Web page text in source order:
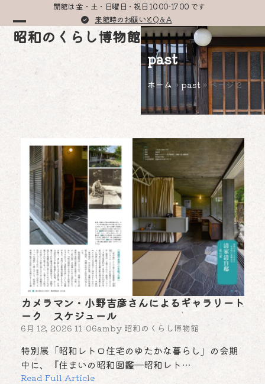
content
開館は 金・土・日曜日・祝日 10:00-17:00 です
来館時のお願いとQ＆A
昭和のくらし博物館
Open
menu
Close
menu
past
ホーム »past» ページ 2
カメラマン・小野吉彦さんによるギャラリート
ーク スケジュール
6月 12, 2026 11:06amby 昭和のくらし博物館
特別展「昭和レトロ住宅のゆたかな暮らし」の会期
中に、『住まいの昭和図鑑―昭和レト…
Read Full Article